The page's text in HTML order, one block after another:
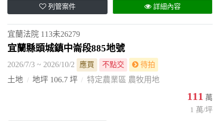
列管案件 詳細內容
宜蘭法院 113未26279
宜蘭縣頭城鎮中崙段885地號
2026/7/3 ~ 2026/10/2 應買 不點交 待拍
土地 地坪 106.7 坪 特定農業區 農牧用地
111 萬
1 萬/坪